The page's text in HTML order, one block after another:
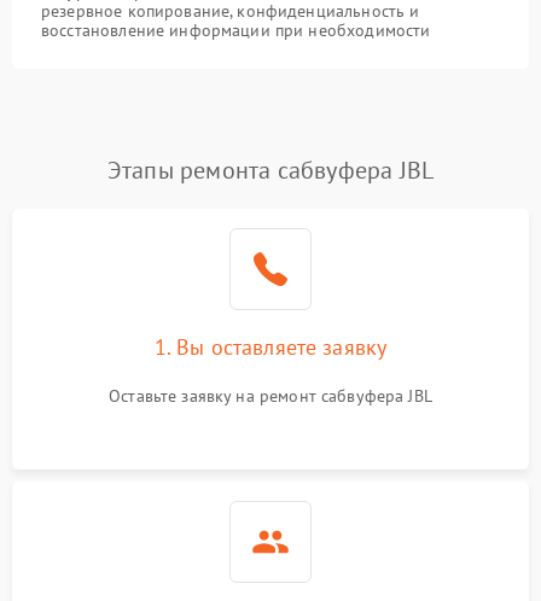
резервное копирование, конфиденциальность и
восстановление информации при необходимости
Этапы ремонта сабвуфера JBL
1. Вы оставляете заявку
Оставьте заявку на ремонт сабвуфера JBL